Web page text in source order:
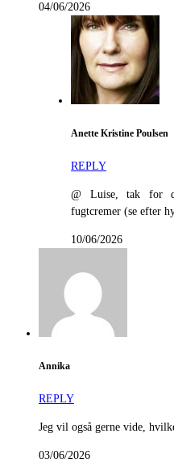
04/06/2026
Anette Kristine Poulsen
REPLY
@ Luise, tak for
fugtcremer (se efter
10/06/2026
Annika
REPLY
Jeg vil også gerne vide,
03/06/2026